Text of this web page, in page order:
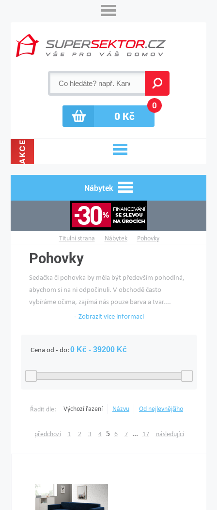
0Kč
0
AKCE
Nábytek
Titulní strana Nábytek Pohovky
Pohovky
Sedačka či pohovka by měla být především pohodlná,
abychom si na ni odpočinuli. V obchodě často
vybíráme očima, zajímá nás pouze barva a tvar....
Zobrazit více informací
Cena od - do:
Řadit dle: Výchozí řazení Názvu Od nejlevnějšího
předchozí 1 2 3 4 5 6 7 ... 17 následující